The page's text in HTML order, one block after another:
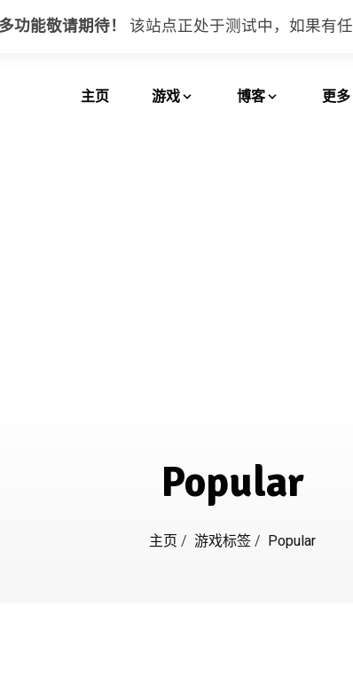
功能敬请期待！ 该站点正处于测试中，如果有
主页 游戏 博客 更多
Popular
主页 / 游戏标签/ Popular